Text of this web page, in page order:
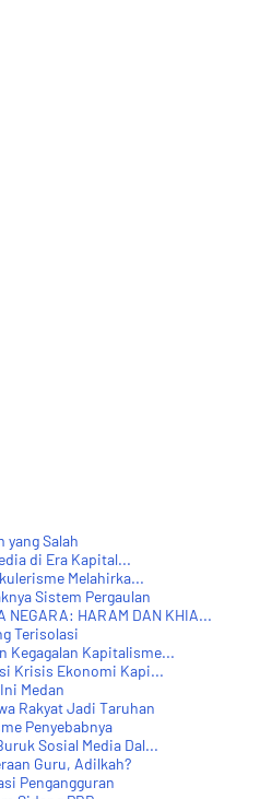
Salah
di Era Kapital...
Melahirka...
Sistem Pergaulan
NEGARA: HARAM DAN KHIA...
Terisolasi
Kegagalan Kapitalisme...
Krisis Ekonomi Kapi...
Medan
Rakyat Jadi Taruhan
Penyebabnya
Sosial Media Dal...
Guru, Adilkah?
Pengangguran